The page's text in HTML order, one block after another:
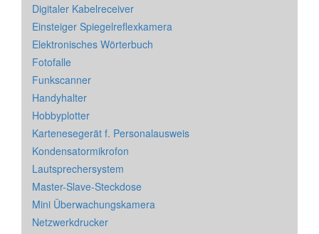
Digitaler Kabelreceiver
Einsteiger Spiegelreflexkamera
Elektronisches Wörterbuch
Fotofalle
Funkscanner
Handyhalter
Hobbyplotter
Kartenesegerät f. Personalausweis
Kondensatormikrofon
Lautsprechersystem
Master-Slave-Steckdose
Mini Überwachungskamera
Netzwerkdrucker